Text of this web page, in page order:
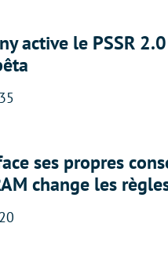
active le PSSR
ses propres
change les